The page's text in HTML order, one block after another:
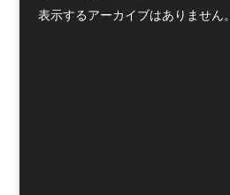
表示するアーカイブはありません。